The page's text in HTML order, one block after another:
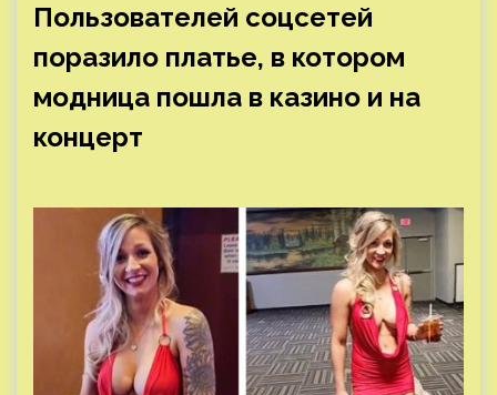
Пользователей соцсетей
поразило платье, в котором
модница пошла в казино и на
концерт